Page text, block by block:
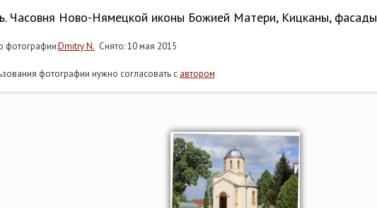
Часовня Ново-Нямецкой иконы Божией Матери, Кицканы, фасады
фотографии:Dmitry N. Снято: 10 мая 2015
фотографии нужно согласовать с автором